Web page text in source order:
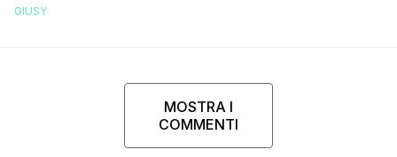
GIUSY
MOSTRA I
COMMENTI